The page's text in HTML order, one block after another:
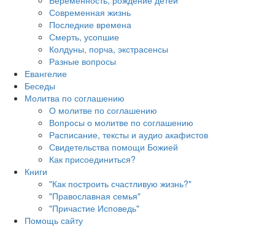
Современная жизнь
Последние времена
Смерть, усопшие
Колдуны, порча, экстрасенсы
Разные вопросы
Евангелие
Беседы
Молитва по соглашению
О молитве по соглашению
Вопросы о молитве по соглашению
Расписание, тексты и аудио акафистов
Свидетельства помощи Божией
Как присоединиться?
Книги
"Как построить счастливую жизнь?"
"Православная семья"
"Причастие Исповедь"
Помощь сайту